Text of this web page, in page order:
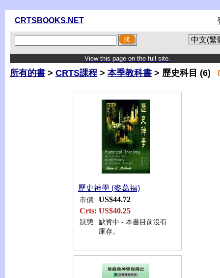
CRTSBOOKS.NET
View this page on the full site.
所有的書 > CRTS課程 > 本季教科書 > 歷史科目 (6)
歷史神學 (麥葛福)
市價: US$44.72
Crts: US$40.25
狀態: 缺貨中 - 本書目前沒有
庫存。